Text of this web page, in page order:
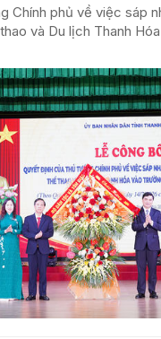
Chính phủ về việc sáp
và Du lịch Thanh